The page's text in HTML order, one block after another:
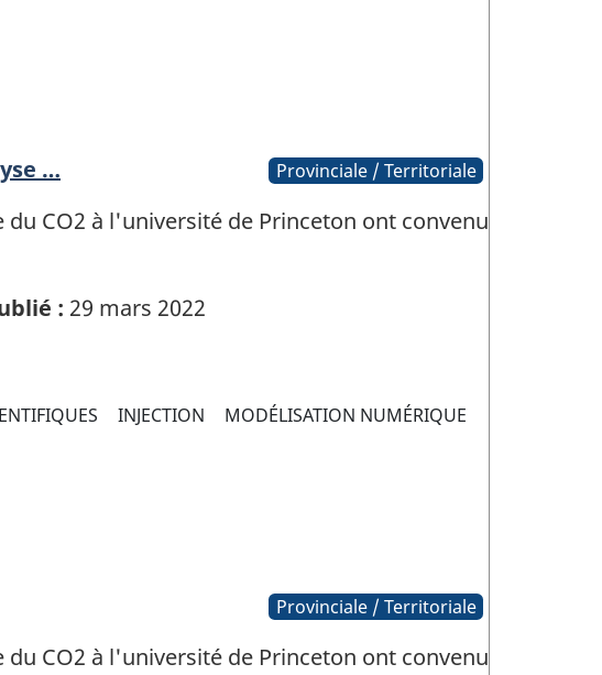
… Provinciale / Territoriale
CO2 à l'université de Princeton ont convenu
: 29 mars 2022
INJECTION
MODÉLISATION NUMÉRIQUE
Provinciale / Territoriale
CO2 à l'université de Princeton ont convenu